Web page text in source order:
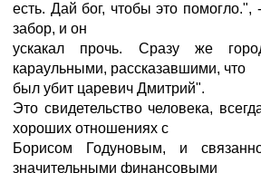
есть. Дай бог, чтобы это помогло.",
забор, и он
ускакал прочь. Сразу же
караульными, рассказавшими, что
был убит царевич Дмитрий".
Это свидетельство человека,
хороших отношениях с
Борисом Годуновым, и
значительными финансовыми